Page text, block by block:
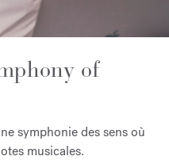
of
symphonie des sens où
musicales.